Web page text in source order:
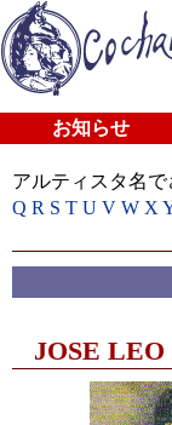
お知らせ
アルティスタ名で
Q R S T U V W X
JOSE